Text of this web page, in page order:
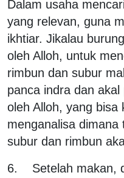
Dalam usaha
yang relevan, guna
ikhtiar. Jikalau
oleh Alloh, untuk
rimbun dan subur
panca indra dan
oleh Alloh, yang bisa
menganalisa
subur dan rimbun
6. Setelah makan,